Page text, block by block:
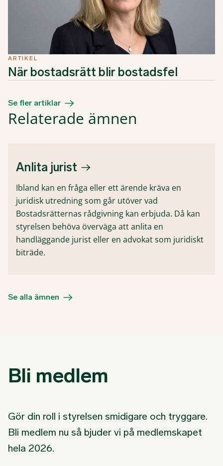
ARTIKEL
När bostadsrätt blir bostadsfel
Se fler artiklar
Relaterade ämnen
Anlita jurist
Ibland kan en fråga eller ett ärende kräva en
juridisk utredning som går utöver vad
Bostadsrätternas rådgivning kan erbjuda. Då kan
styrelsen behöva överväga att anlita en
handläggande jurist eller en advokat som juridiskt
biträde.
Se alla ämnen
Bli medlem
Gör din roll i styrelsen smidigare och tryggare.
Bli medlem nu så bjuder vi på medlemskapet
hela 2026.